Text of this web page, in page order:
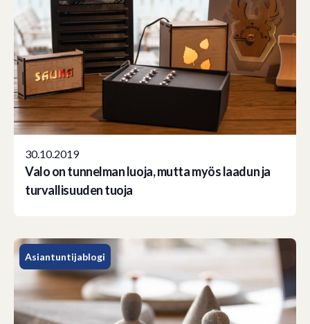
30.10.2019
Valo on tunnelman luoja, mutta myös laadun ja
turvallisuuden tuoja
Asiantuntijablogi